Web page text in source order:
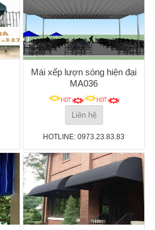
Mái xếp lượn sóng hiện đại
MA036
Liên hệ
HOTLINE: 0973.23.83.83